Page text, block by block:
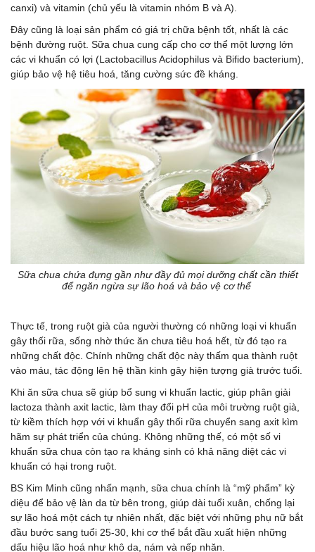
canxi) và vitamin (chủ yếu là vitamin nhóm B và A).
Đây cũng là loại sản phẩm có giá trị chữa bệnh tốt, nhất là các
bệnh đường ruột. Sữa chua cung cấp cho cơ thể một lượng lớn
các vi khuẩn có lợi (Lactobacillus Acidophilus và Bifido bacterium),
giúp bảo vệ hệ tiêu hoá, tăng cường sức đề kháng.
Sữa chua chứa đựng gần như đầy đủ mọi dưỡng chất cần thiết
để ngăn ngừa sự lão hoá và bảo vệ cơ thể
Thực tế, trong ruột già của người thường có những loại vi khuẩn
gây thối rữa, sống nhờ thức ăn chưa tiêu hoá hết, từ đó tạo ra
những chất độc. Chính những chất độc này thấm qua thành ruột
vào máu, tác động lên hệ thần kinh gây hiện tượng già trước tuổi.
Khi ăn sữa chua sẽ giúp bổ sung vi khuẩn lactic, giúp phân giải
lactoza thành axit lactic, làm thay đổi pH của môi trường ruột già,
từ kiềm thích hợp với vi khuẩn gây thối rữa chuyển sang axit kìm
hãm sự phát triển của chúng. Không những thế, có một số vi
khuẩn sữa chua còn tạo ra kháng sinh có khả năng diệt các vi
khuẩn có hại trong ruột.
BS Kim Minh cũng nhấn mạnh, sữa chua chính là “mỹ phẩm” kỳ
diệu để bảo vệ làn da từ bên trong, giúp dài tuổi xuân, chống lại
sự lão hoá một cách tự nhiên nhất, đặc biệt với những phụ nữ bắt
đầu bước sang tuổi 25-30, khi cơ thể bắt đầu xuất hiện những
dấu hiệu lão hoá như khô da, nám và nếp nhăn.